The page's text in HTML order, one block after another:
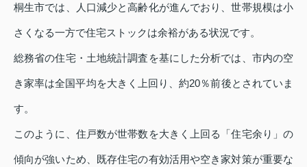
桐生市では、人口減少と高齢化が進んでおり、世帯規模は小
さくなる一方で住宅ストックは余裕がある状況です。
総務省の住宅・土地統計調査を基にした分析では、市内の空
き家率は全国平均を大きく上回り、約20％前後とされていま
す。
このように、住戸数が世帯数を大きく上回る「住宅余り」の
傾向が強いため、既存住宅の有効活用や空き家対策が重要な